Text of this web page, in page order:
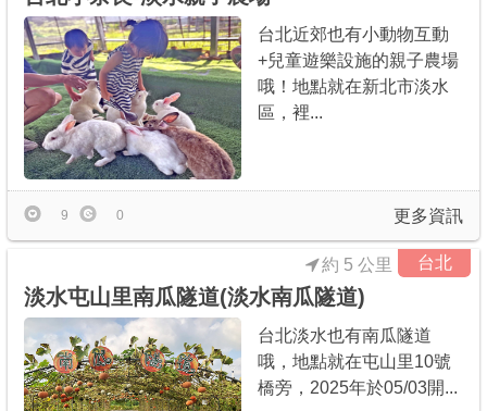
台北近郊也有小動物互動
+兒童遊樂設施的親子農場
哦！地點就在新北市淡水
區，裡...
更多資訊
9 0
台北
約 5 公里
淡水屯山里南瓜隧道(淡水南瓜隧道)
台北淡水也有南瓜隧道
哦，地點就在屯山里10號
橋旁，2025年於05/03開...